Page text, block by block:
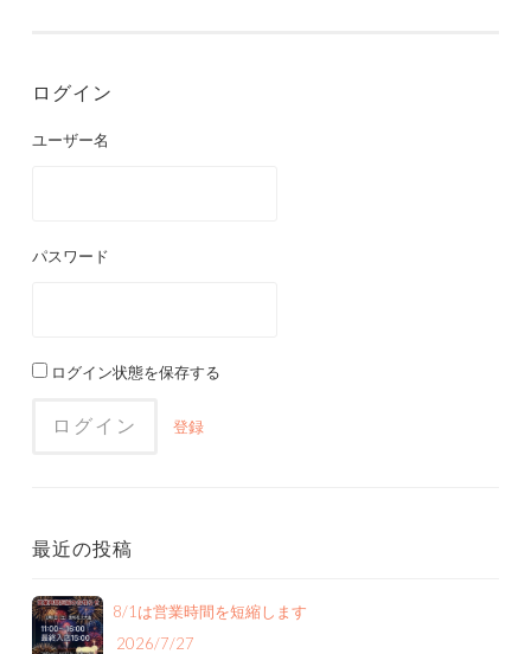
ログイン
ユーザー名
パスワード
ログイン状態を保存する
登録
最近の投稿
8/1は営業時間を短縮します
2026/7/27